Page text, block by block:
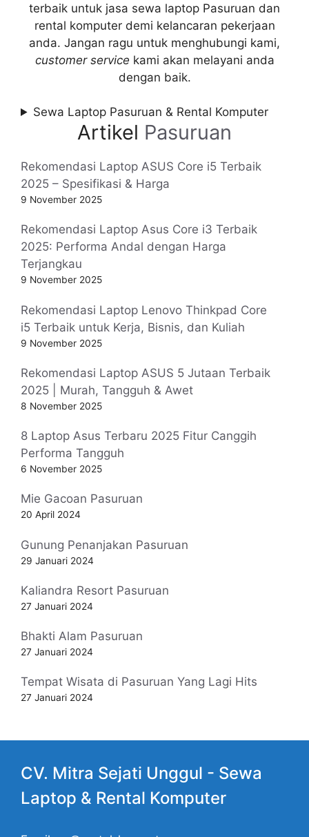
terbaik untuk jasa sewa laptop Pasuruan dan
rental komputer demi kelancaran pekerjaan
anda. Jangan ragu untuk menghubungi kami,
customer service kami akan melayani anda
dengan baik.
Sewa Laptop Pasuruan & Rental Komputer
Artikel Pasuruan
Rekomendasi Laptop ASUS Core i5 Terbaik
2025 – Spesifikasi & Harga
9 November 2025
Rekomendasi Laptop Asus Core i3 Terbaik
2025: Performa Andal dengan Harga
Terjangkau
9 November 2025
Rekomendasi Laptop Lenovo Thinkpad Core
i5 Terbaik untuk Kerja, Bisnis, dan Kuliah
9 November 2025
Rekomendasi Laptop ASUS 5 Jutaan Terbaik
2025 | Murah, Tangguh & Awet
8 November 2025
8 Laptop Asus Terbaru 2025 Fitur Canggih
Performa Tangguh
6 November 2025
Mie Gacoan Pasuruan
20 April 2024
Gunung Penanjakan Pasuruan
29 Januari 2024
Kaliandra Resort Pasuruan
27 Januari 2024
Bhakti Alam Pasuruan
27 Januari 2024
Tempat Wisata di Pasuruan Yang Lagi Hits
27 Januari 2024
CV. Mitra Sejati Unggul - Sewa
Laptop & Rental Komputer